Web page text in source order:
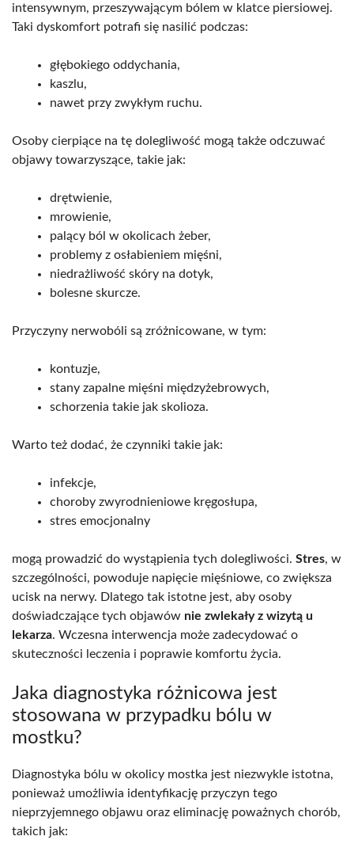
intensywnym, przeszywającym bólem w klatce piersiowej.
Taki dyskomfort potrafi się nasilić podczas:
głębokiego oddychania,
kaszlu,
nawet przy zwykłym ruchu.
Osoby cierpiące na tę dolegliwość mogą także odczuwać
objawy towarzyszące, takie jak:
drętwienie,
mrowienie,
palący ból w okolicach żeber,
problemy z osłabieniem mięśni,
niedrażliwość skóry na dotyk,
bolesne skurcze.
Przyczyny nerwobóli są zróżnicowane, w tym:
kontuzje,
stany zapalne mięśni międzyżebrowych,
schorzenia takie jak skolioza.
Warto też dodać, że czynniki takie jak:
infekcje,
choroby zwyrodnieniowe kręgosłupa,
stres emocjonalny
mogą prowadzić do wystąpienia tych dolegliwości. Stres, w
szczególności, powoduje napięcie mięśniowe, co zwiększa
ucisk na nerwy. Dlatego tak istotne jest, aby osoby
doświadczające tych objawów nie zwlekały z wizytą u
lekarza. Wczesna interwencja może zadecydować o
skuteczności leczenia i poprawie komfortu życia.
Jaka diagnostyka różnicowa jest
stosowana w przypadku bólu w
mostku?
Diagnostyka bólu w okolicy mostka jest niezwykle istotna,
ponieważ umożliwia identyfikację przyczyn tego
nieprzyjemnego objawu oraz eliminację poważnych chorób,
takich jak: